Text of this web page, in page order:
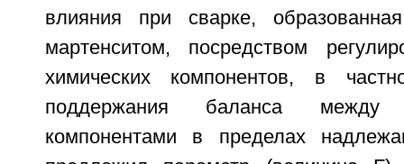
влияния при сварке,
мартенситом, посредством
химических компонентов, в
поддержания баланса между
компонентами в пределах